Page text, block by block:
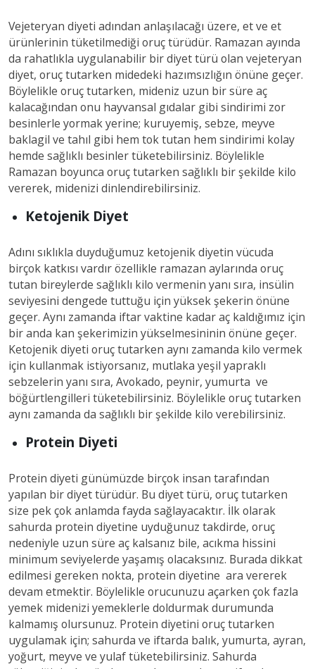
Vejeteryan diyeti adından anlaşılacağı üzere, et ve et
ürünlerinin tüketilmediği oruç türüdür. Ramazan ayında
da rahatlıkla uygulanabilir bir diyet türü olan vejeteryan
diyet, oruç tutarken midedeki hazımsızlığın önüne geçer.
Böylelikle oruç tutarken, mideniz uzun bir süre aç
kalacağından onu hayvansal gıdalar gibi sindirimi zor
besinlerle yormak yerine; kuruyemiş, sebze, meyve
baklagil ve tahıl gibi hem tok tutan hem sindirimi kolay
hemde sağlıklı besinler tüketebilirsiniz. Böylelikle
Ramazan boyunca oruç tutarken sağlıklı bir şekilde kilo
vererek, midenizi dinlendirebilirsiniz.
Ketojenik Diyet
Adını sıklıkla duyduğumuz ketojenik diyetin vücuda
birçok katkısı vardır özellikle ramazan aylarında oruç
tutan bireylerde sağlıklı kilo vermenin yanı sıra, insülin
seviyesini dengede tuttuğu için yüksek şekerin önüne
geçer. Aynı zamanda iftar vaktine kadar aç kaldığımız için
bir anda kan şekerimizin yükselmesininin önüne geçer.
Ketojenik diyeti oruç tutarken aynı zamanda kilo vermek
için kullanmak istiyorsanız, mutlaka yeşil yapraklı
sebzelerin yanı sıra, Avokado, peynir, yumurta ve
böğürtlengilleri tüketebilirsiniz. Böylelikle oruç tutarken
aynı zamanda da sağlıklı bir şekilde kilo verebilirsiniz.
Protein Diyeti
Protein diyeti günümüzde birçok insan tarafından
yapılan bir diyet türüdür. Bu diyet türü, oruç tutarken
size pek çok anlamda fayda sağlayacaktır. İlk olarak
sahurda protein diyetine uyduğunuz takdirde, oruç
nedeniyle uzun süre aç kalsanız bile, acıkma hissini
minimum seviyelerde yaşamış olacaksınız. Burada dikkat
edilmesi gereken nokta, protein diyetine ara vererek
devam etmektir. Böylelikle orucunuzu açarken çok fazla
yemek midenizi yemeklerle doldurmak durumunda
kalmamış olursunuz. Protein diyetini oruç tutarken
uygulamak için; sahurda ve iftarda balık, yumurta, ayran,
yoğurt, meyve ve yulaf tüketebilirsiniz. Sahurda